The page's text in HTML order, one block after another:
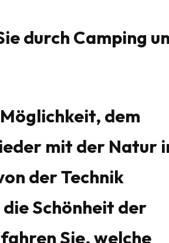
durch Camping
dem
mit der Natur
der Technik
Schönheit der
Sie, welche